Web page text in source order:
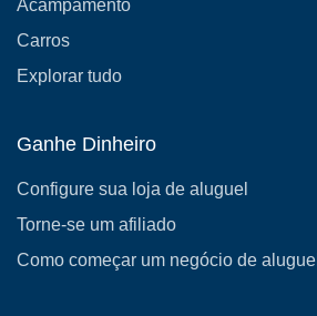
Acampamento
Carros
Explorar tudo
Ganhe Dinheiro
Configure sua loja de aluguel
Torne-se um afiliado
Como começar um negócio de aluguel